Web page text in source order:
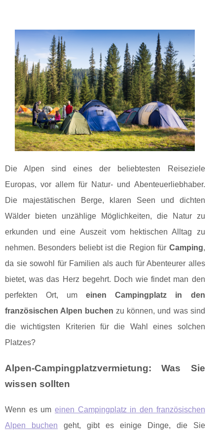
Die Alpen sind eines der beliebtesten Reiseziele
Europas, vor allem für Natur- und Abenteuerliebhaber.
Die majestätischen Berge, klaren Seen und dichten
Wälder bieten unzählige Möglichkeiten, die Natur zu
erkunden und eine Auszeit vom hektischen Alltag zu
nehmen. Besonders beliebt ist die Region für Camping,
da sie sowohl für Familien als auch für Abenteurer alles
bietet, was das Herz begehrt. Doch wie findet man den
perfekten Ort, umeinen Campingplatz in den
französischen Alpen buchen zu können, und was sind
die wichtigsten Kriterien für die Wahl eines solchen
Platzes?
Alpen-Campingplatzvermietung: Was Sie
wissen sollten
Wenn es um einen Campingplatz in den französischen
Alpen buchen geht, gibt es einige Dinge, die Sie